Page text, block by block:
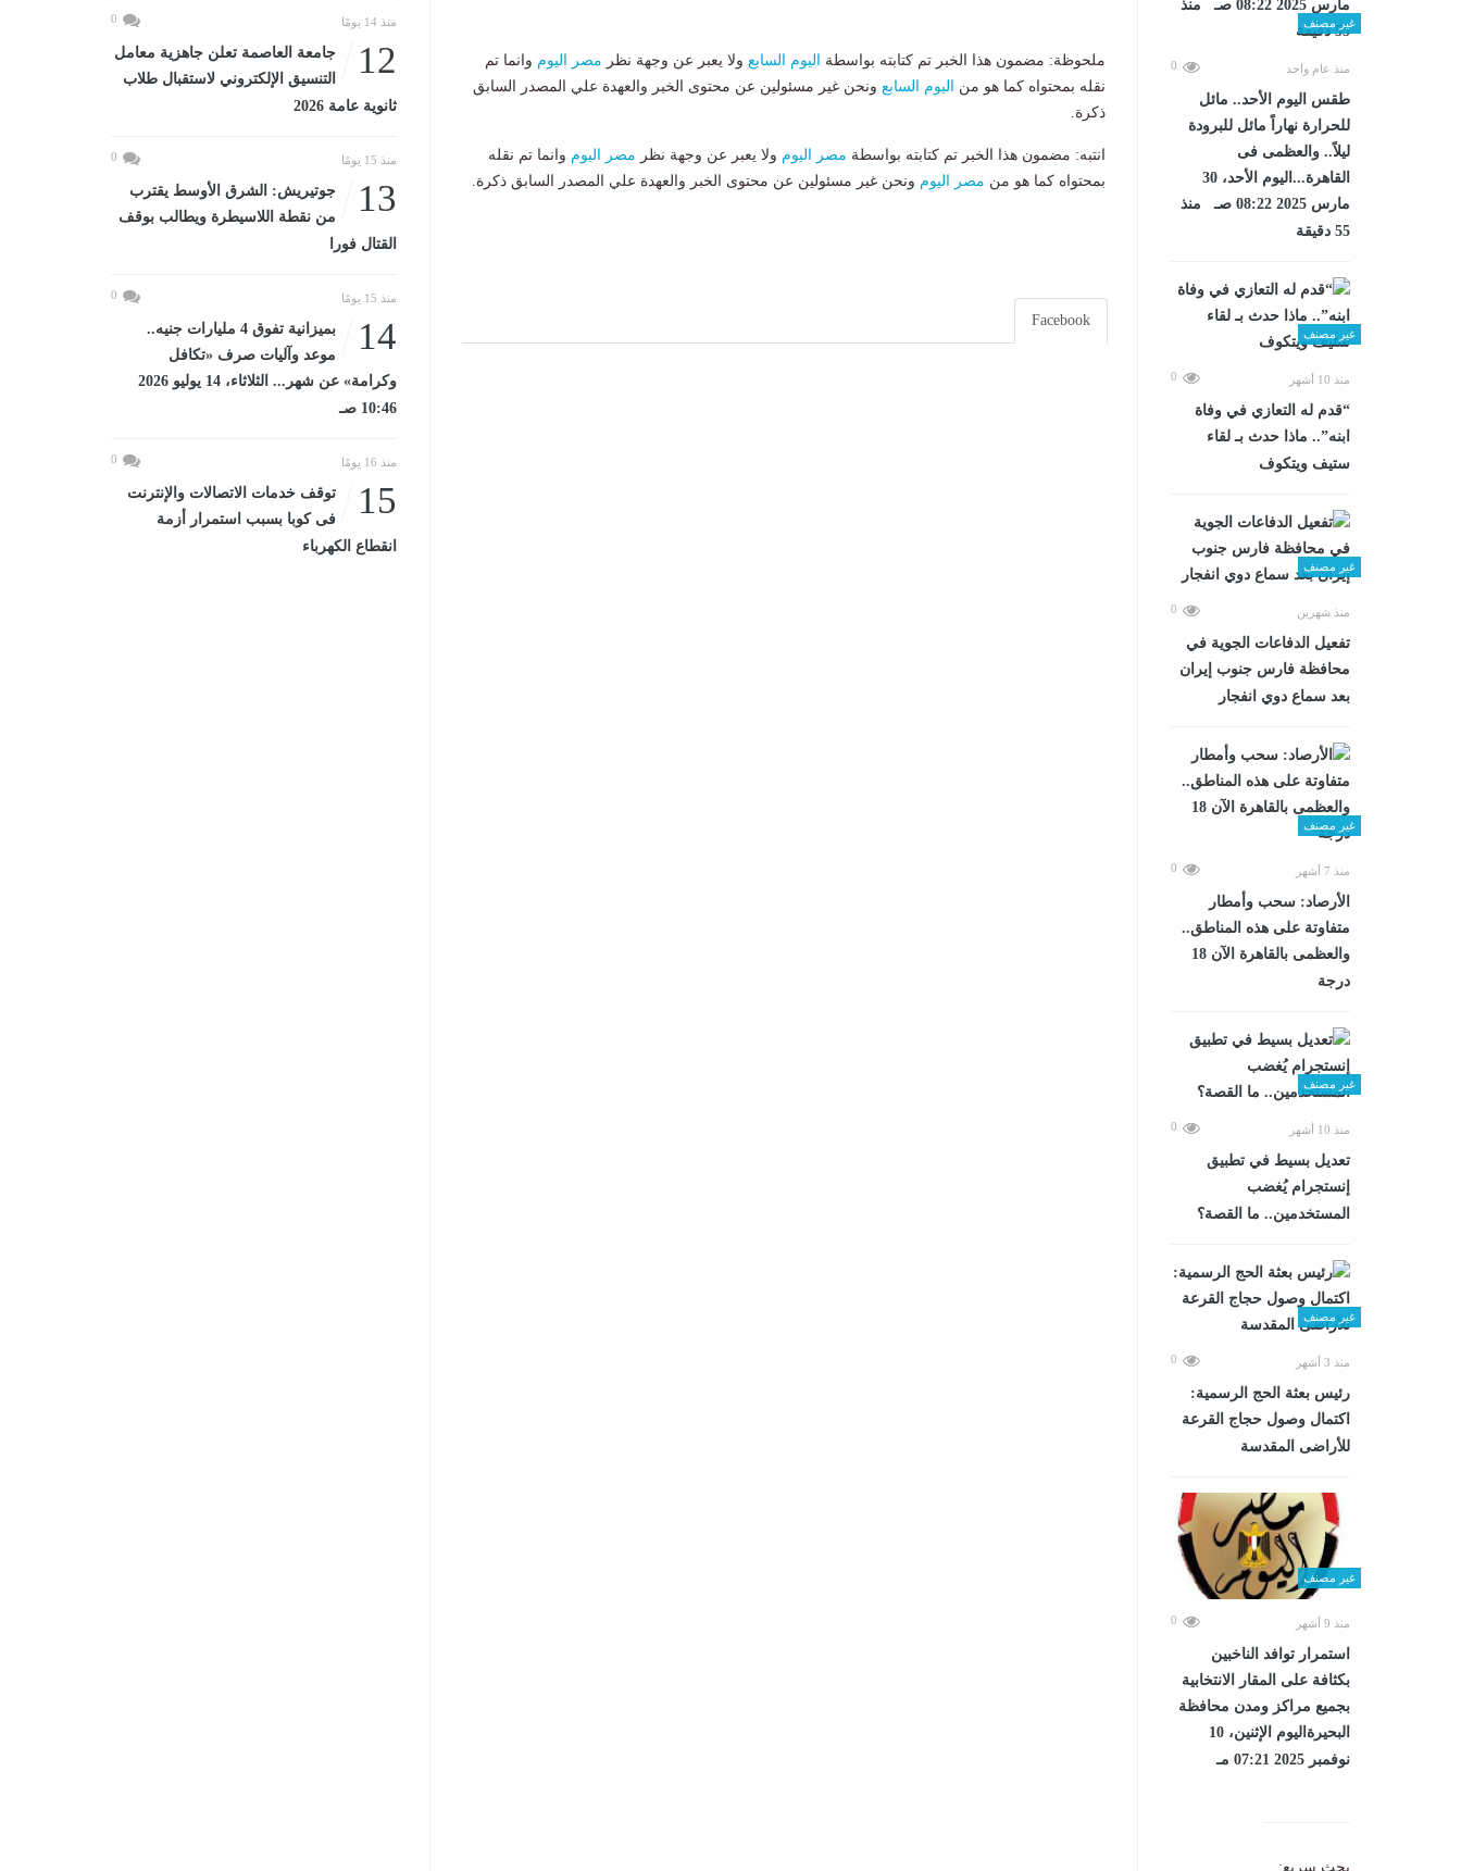
غير مصنف
منذ عام واحد 0
طقس اليوم الأحد.. مائل
للحرارة نهاراً مائل للبرودة
ليلاً.. والعظمى فى
القاهرة...اليوم الأحد، 30
مارس 2025 08:22 صـ منذ
55 دقيقة
غير مصنف
منذ 10 أشهر 0
“قدم له التعازي في وفاة
ابنه”.. ماذا حدث بـ لقاء
ستيف ويتكوف
غير مصنف
منذ شهرين 0
تفعيل الدفاعات الجوية في
محافظة فارس جنوب إيران
بعد سماع دوي انفجار
غير مصنف
منذ 7 أشهر 0
الأرصاد: سحب وأمطار
متفاوتة على هذه المناطق..
والعظمى بالقاهرة الآن 18
درجة
غير مصنف
منذ 10 أشهر 0
تعديل بسيط في تطبيق
إنستجرام يُغضب
المستخدمين.. ما القصة؟
غير مصنف
منذ 3 أشهر 0
رئيس بعثة الحج الرسمية:
اكتمال وصول حجاج القرعة
للأراضى المقدسة
غير مصنف
منذ 9 أشهر 0
استمرار توافد الناخبين
بكثافة على المقار الانتخابية
بجميع مراكز ومدن محافظة
البحيرةاليوم الإثنين، 10
نوفمبر 2025 07:21 مـ
بحث سريع:
ملحوظة: مضمون هذا الخبر تم كتابته بواسطة اليوم السابع ولا يعبر عن وجهة نظر مصر اليوم وانما تم
نقله بمحتواه كما هو من
اليوم السابع ونحن غير مسئولين عن محتوى الخبر والعهدة علي المصدر السابق
ذكرة.
انتبه: مضمون هذا الخبر تم كتابته بواسطة مصر اليوم ولا يعبر عن وجهة نظر مصر اليوم وانما تم نقله
بمحتواه كما هو من مصر اليوم ونحن غير مسئولين عن محتوى الخبر والعهدة علي المصدر السابق ذكرة.
Facebook
منذ 14 يومًا 0
12
جامعة العاصمة تعلن جاهزية معامل
التنسيق الإلكتروني لاستقبال طلاب
ثانوية عامة 2026
منذ 15 يومًا 0
13
جوتيريش: الشرق الأوسط يقترب
من نقطة اللاسيطرة ويطالب بوقف
القتال فورا
منذ 15 يومًا 0
14
بميزانية تفوق 4 مليارات جنيه..
موعد وآليات صرف «تكافل
وكرامة» عن شهر... الثلاثاء، 14 يوليو 2026
10:46 صـ
منذ 16 يومًا 0
15
توقف خدمات الاتصالات والإنترنت
فى كوبا بسبب استمرار أزمة
انقطاع الكهرباء